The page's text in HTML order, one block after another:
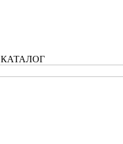
КАТАЛОГ